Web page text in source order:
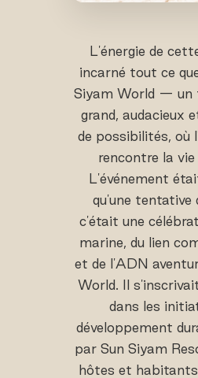
L'énergie de
incarné tout ce
Siyam World — un
grand, audacieux
de possibilités, où
rencontre la vie
L'événement
qu'une tentative
c'était une
marine, du lien
et de l'ADN
World. Il
dans les
développement
par Sun Siyam
hôtes et